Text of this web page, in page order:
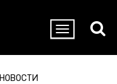
НОВОСТИ